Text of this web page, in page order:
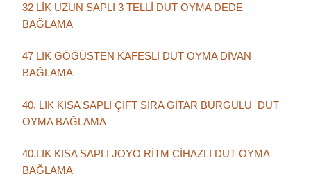
32 LİK UZUN SAPLI 3 TELLİ DUT OYMA DEDE
BAĞLAMA
47 LİK GÖĞÜSTEN KAFESLİ DUT OYMA DİVAN
BAĞLAMA
40. LIK KISA SAPLI ÇİFT SIRA GİTAR BURGULU DUT
OYMA BAĞLAMA
40.LIK KISA SAPLI JOYO RİTM CİHAZLI DUT OYMA
BAĞLAMA